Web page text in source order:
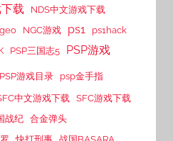
载
NDS中文游戏下载
NGC游戏 ps1
ps1hack
PSP三国志5 PSP游戏
PSP游戏目录
psp金手指
中文游戏下载 SFC游戏下载
战纪 合金弹头